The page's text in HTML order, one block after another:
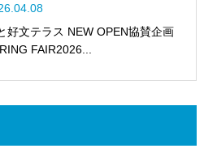
好文テラス NEW OPEN協賛企画
FAIR2026...